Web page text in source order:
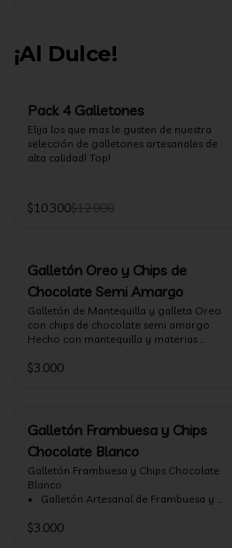
¡Al Dulce!
Pack 4 Galletones
Elija los que mas le gusten de nuestra
selección de galletones artesanales de
alta calidad! Top!
$10.300$12.000
Galletón Oreo y Chips de
Chocolate Semi Amargo
⁠Galletón de Mantequilla y galleta Oreo
con chips de chocolate semi amargo.
Hecho con mantequilla y materias
$3.000
Galletón Frambuesa y Chips
Chocolate Blanco
Galletón Frambuesa y Chips Chocolate
Blanco
•⁠  ⁠ Galletón Artesanal de Frambuesa y
con mantequilla y materias primas de
$3.000